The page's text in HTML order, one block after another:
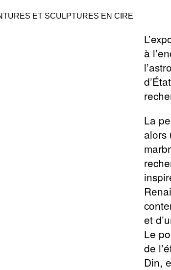
ET SCULPTURES EN CIRE
à
La
alors
et
Le
de
Din,